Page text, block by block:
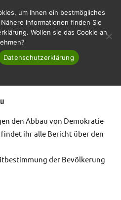
den Abbau von Demokratie
ihr alle Bericht über den
der Bevölkerung
um Ihnen ein bestmögliches
Informationen finden Sie
Wollen sie das Cookie an
Datenschutzerklärung